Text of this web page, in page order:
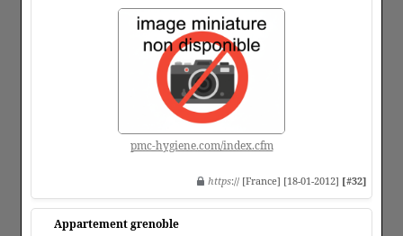
pmc-hygiene.com/index.cfm
https:// [France] [18-01-2012] [#32]
Appartement grenoble